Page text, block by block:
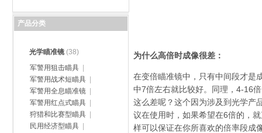
为什么高倍时成像很差：
在变倍瞄准镜中，只有中间段才是
中7倍左右就比较好。同理，4-16
这么差呢？这个因为涉及到光学产
议在使用时，如果希望在6倍的，
样可以保证在你所喜欢的倍率段成
产品分类
光学瞄准镜 (38)
军警用狙击瞄具
军警用战术短瞄具
军警用全息瞄准镜
军警用红点式瞄具
狩猎和比赛型瞄具
民用经济型瞄具